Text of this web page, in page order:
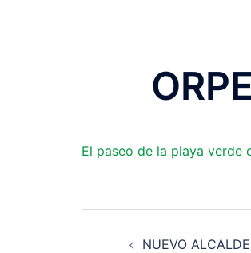
El paseo de la playa verde
NUEVO